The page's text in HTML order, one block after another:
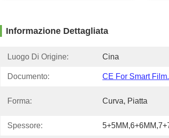
Informazione Dettagliata
Luogo Di Origine: Cina
Documento: CE For Smart
Forma: Curva, Piatta
Spessore: